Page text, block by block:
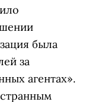
была
за
агентах».